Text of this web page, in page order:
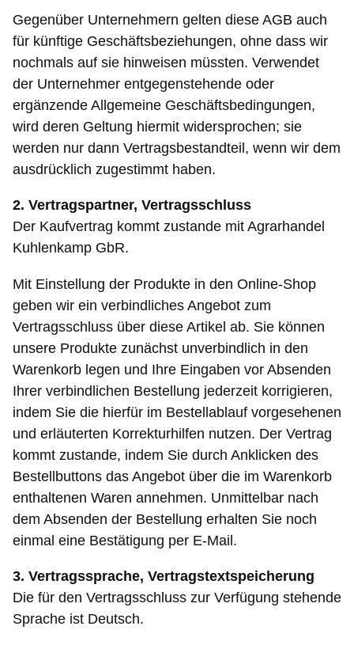
Gegenüber Unternehmern gelten diese AGB auch
für künftige Geschäftsbeziehungen, ohne dass wir
nochmals auf sie hinweisen müssten. Verwendet
der Unternehmer entgegenstehende oder
ergänzende Allgemeine Geschäftsbedingungen,
wird deren Geltung hiermit widersprochen; sie
werden nur dann Vertragsbestandteil, wenn wir dem
ausdrücklich zugestimmt haben.
2. Vertragspartner, Vertragsschluss
Der Kaufvertrag kommt zustande mit Agrarhandel
Kuhlenkamp GbR.
Mit Einstellung der Produkte in den Online-Shop
geben wir ein verbindliches Angebot zum
Vertragsschluss über diese Artikel ab. Sie können
unsere Produkte zunächst unverbindlich in den
Warenkorb legen und Ihre Eingaben vor Absenden
Ihrer verbindlichen Bestellung jederzeit korrigieren,
indem Sie die hierfür im Bestellablauf vorgesehenen
und erläuterten Korrekturhilfen nutzen. Der Vertrag
kommt zustande, indem Sie durch Anklicken des
Bestellbuttons das Angebot über die im Warenkorb
enthaltenen Waren annehmen. Unmittelbar nach
dem Absenden der Bestellung erhalten Sie noch
einmal eine Bestätigung per E-Mail.
3. Vertragssprache, Vertragstextspeicherung
Die für den Vertragsschluss zur Verfügung stehende
Sprache ist Deutsch.